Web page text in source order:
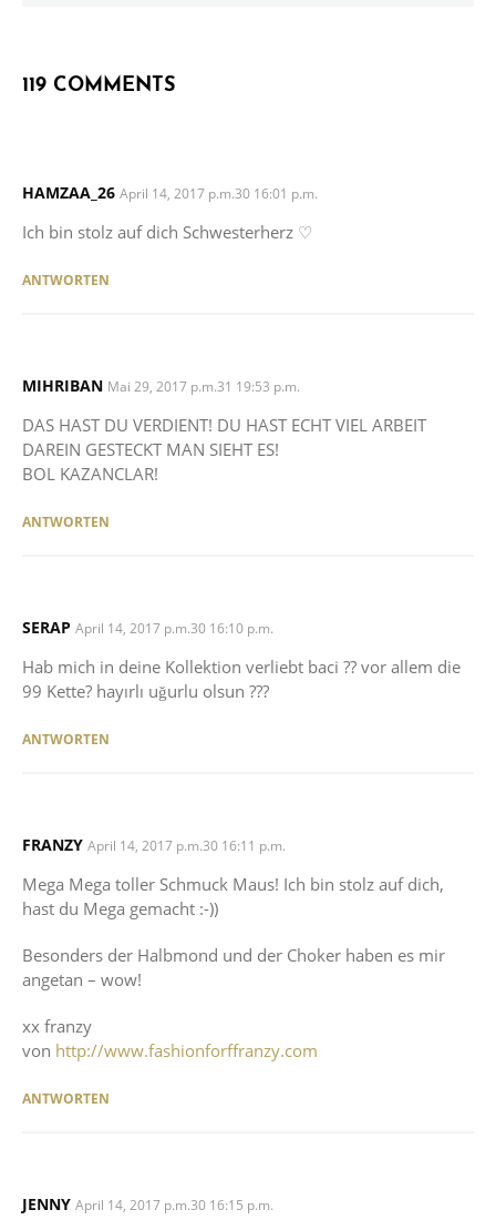
119 COMMENTS
HAMZAA_26 SAYS:
April 14, 2017 p.m.30 16:01 p.m.
Ich bin stolz auf dich Schwesterherz ♡
ANTWORTEN
MIHRIBAN SAYS:
Mai 29, 2017 p.m.31 19:53 p.m.
DAS HAST DU VERDIENT! DU HAST ECHT VIEL ARBEIT
DAREIN GESTECKT MAN SIEHT ES!
BOL KAZANCLAR!
ANTWORTEN
SERAP SAYS:
April 14, 2017 p.m.30 16:10 p.m.
Hab mich in deine Kollektion verliebt baci ?? vor allem die
99 Kette? hayırlı uğurlu olsun ???
ANTWORTEN
FRANZY SAYS:
April 14, 2017 p.m.30 16:11 p.m.
Mega Mega toller Schmuck Maus! Ich bin stolz auf dich,
hast du Mega gemacht :-))
Besonders der Halbmond und der Choker haben es mir
angetan – wow!
xx franzy
von http://www.fashionforffranzy.com
ANTWORTEN
JENNY SAYS:
April 14, 2017 p.m.30 16:15 p.m.